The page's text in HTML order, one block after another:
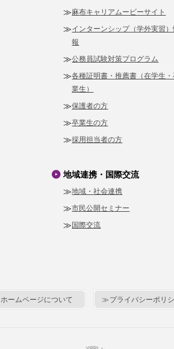
麻布キャリアムービーサイト
インターンシップ（学外実習
報
公務員試験対策プログラム
各種証明書・推薦書（在学生
業生）
保護者の方
卒業生の方
採用担当者の方
地域連携・国際交流
地域・社会連携
市民公開セミナー
国際交流
ホームページについて プライバシーポリ